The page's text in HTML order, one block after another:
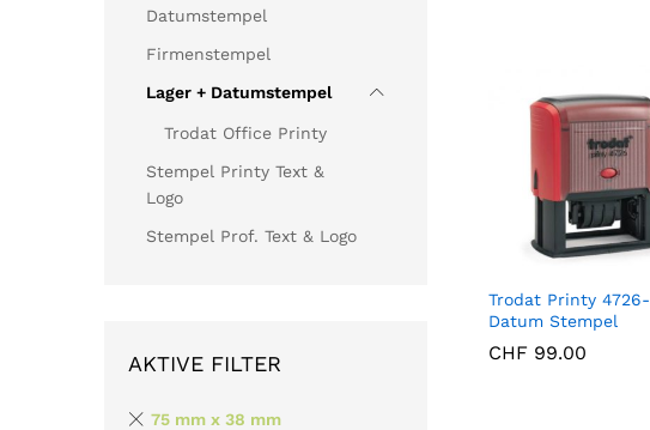
Trodat Printy 4726-
Datum Stempel
CHF 99.00
CHF 99.00
Datumstempel
Firmenstempel
Lager + Datumstempel
Trodat Office Printy
Stempel Printy Text &
Logo
Stempel Prof. Text & Logo
AKTIVE FILTER
75 mm x 38 mm